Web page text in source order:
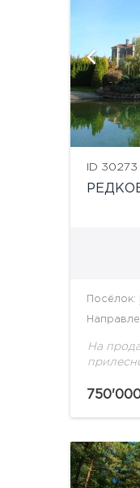
ID 30273
Посёлок:
На